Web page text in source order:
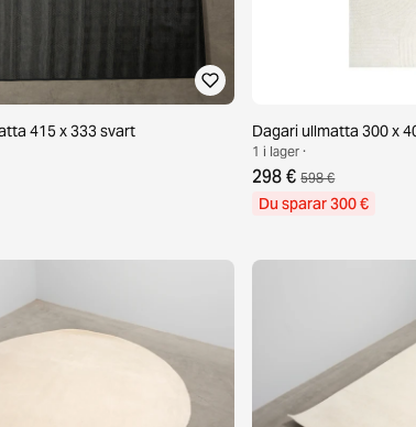
415 x 333 svart Dagari ullmatta 300 x
1 i lager ·
298 € 598 €
Du sparar 300 €